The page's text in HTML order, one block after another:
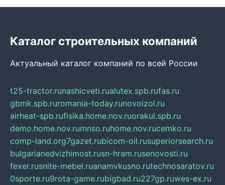
Каталог строительных компаний
Актуальный каталог компаний по всей России
t25-tractor.runashicveti.rualutex.spb.rufas.ru
gbmk.spb.ruromania-today.runovoizol.ru
airheat-spb.rufisika.home.nov.ruorakul.spb.ru
demo.home.nov.rumnso.ruhome.nov.rucemko.ru
comp-land.org7gazet.rubicom-oil.rusuperiorsearch.ru
bulgarianedvizhimost.rusn-hram.rusenovosti.ru
fexer.rusnite-mebel.ruanamvkusno.rutechnosaratov.ru
0sporte.ru9rota-game.rubigbad.ru227gp.ruwes-ex.ru